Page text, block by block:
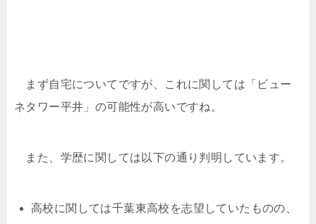
まず自宅についてですが、これに関しては「ビュー
ネタワー平井」の可能性が高いですね。
また、学歴に関しては以下の通り判明しています。
高校に関しては千葉東高校を志望していたものの、